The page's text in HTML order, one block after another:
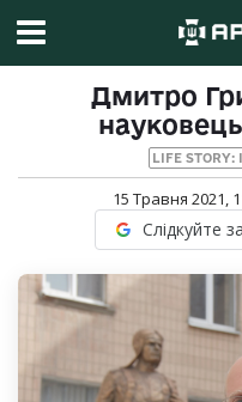
Дмитро
LIFE
15 Травня 2021,
Слідкуйте